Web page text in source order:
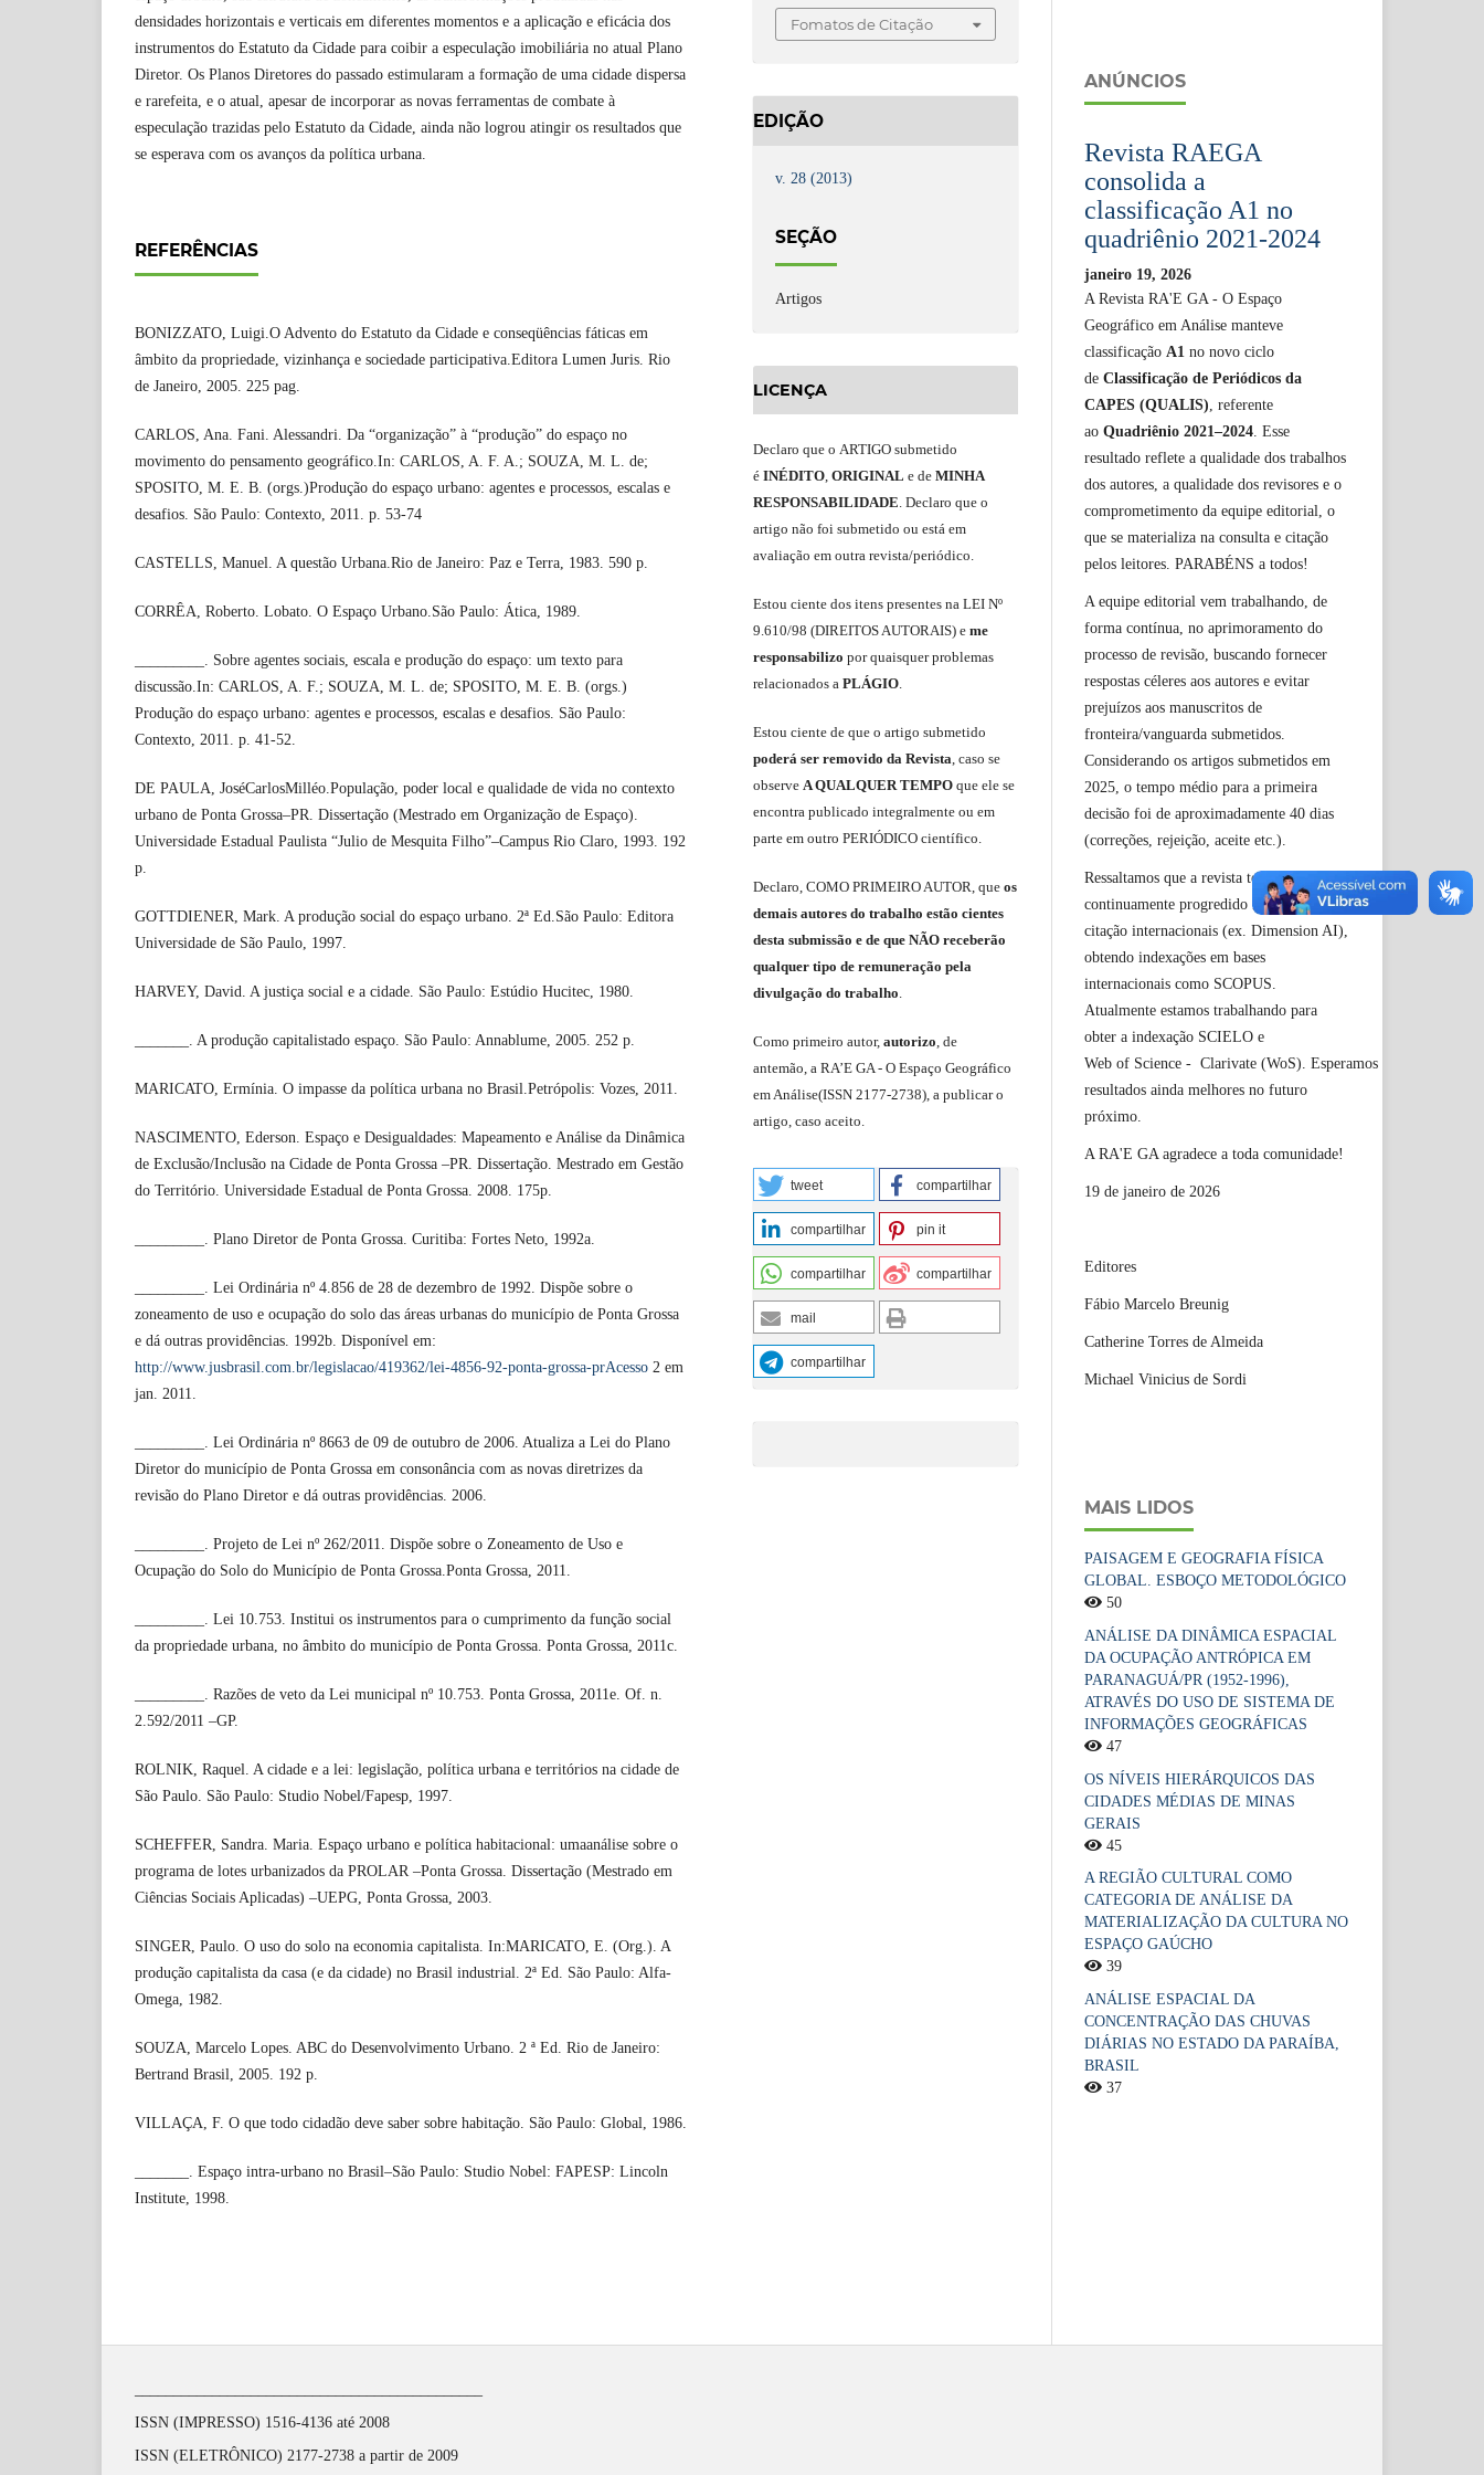
densidades horizontais e verticais em diferentes momentos e a aplicação e eficácia dos
instrumentos do Estatuto da Cidade para coibir a especulação imobiliária no atual Plano
Diretor. Os Planos Diretores do passado estimularam a formação de uma cidade dispersa
e rarefeita, e o atual, apesar de incorporar as novas ferramentas de combate à
especulação trazidas pelo Estatuto da Cidade, ainda não logrou atingir os resultados que
se esperava com os avanços da política urbana.
REFERÊNCIAS
BONIZZATO, Luigi.O Advento do Estatuto da Cidade e conseqüências fáticas em
âmbito da propriedade, vizinhança e sociedade participativa.Editora Lumen Juris. Rio
de Janeiro, 2005. 225 pag.
CARLOS, Ana. Fani. Alessandri. Da “organização” à “produção” do espaço no
movimento do pensamento geográfico.In: CARLOS, A. F. A.; SOUZA, M. L. de;
SPOSITO, M. E. B. (orgs.)Produção do espaço urbano: agentes e processos, escalas e
desafios. São Paulo: Contexto, 2011. p. 53-74
CASTELLS, Manuel. A questão Urbana.Rio de Janeiro: Paz e Terra, 1983. 590 p.
CORRÊA, Roberto. Lobato. O Espaço Urbano.São Paulo: Ática, 1989.
_________. Sobre agentes sociais, escala e produção do espaço: um texto para
discussão.In: CARLOS, A. F.; SOUZA, M. L. de; SPOSITO, M. E. B. (orgs.)
Produção do espaço urbano: agentes e processos, escalas e desafios. São Paulo:
Contexto, 2011. p. 41-52.
DE PAULA, JoséCarlosMilléo.População, poder local e qualidade de vida no contexto
urbano de Ponta Grossa–PR. Dissertação (Mestrado em Organização de Espaço).
Universidade Estadual Paulista “Julio de Mesquita Filho”–Campus Rio Claro, 1993. 192
p.
GOTTDIENER, Mark. A produção social do espaço urbano. 2ª Ed.São Paulo: Editora
Universidade de São Paulo, 1997.
HARVEY, David. A justiça social e a cidade. São Paulo: Estúdio Hucitec, 1980.
_______. A produção capitalistado espaço. São Paulo: Annablume, 2005. 252 p.
MARICATO, Ermínia. O impasse da política urbana no Brasil.Petrópolis: Vozes, 2011.
NASCIMENTO, Ederson. Espaço e Desigualdades: Mapeamento e Análise da Dinâmica
de Exclusão/Inclusão na Cidade de Ponta Grossa –PR. Dissertação. Mestrado em Gestão
do Território. Universidade Estadual de Ponta Grossa. 2008. 175p.
_________. Plano Diretor de Ponta Grossa. Curitiba: Fortes Neto, 1992a.
_________. Lei Ordinária nº 4.856 de 28 de dezembro de 1992. Dispõe sobre o
zoneamento de uso e ocupação do solo das áreas urbanas do município de Ponta Grossa
e dá outras providências. 1992b. Disponível em:
http://www.jusbrasil.com.br/legislacao/419362/lei-4856-92-ponta-grossa-prAcesso 2 em
jan. 2011.
_________. Lei Ordinária nº 8663 de 09 de outubro de 2006. Atualiza a Lei do Plano
Diretor do município de Ponta Grossa em consonância com as novas diretrizes da
revisão do Plano Diretor e dá outras providências. 2006.
_________. Projeto de Lei nº 262/2011. Dispõe sobre o Zoneamento de Uso e
Ocupação do Solo do Município de Ponta Grossa.Ponta Grossa, 2011.
_________. Lei 10.753. Institui os instrumentos para o cumprimento da função social
da propriedade urbana, no âmbito do município de Ponta Grossa. Ponta Grossa, 2011c.
_________. Razões de veto da Lei municipal nº 10.753. Ponta Grossa, 2011e. Of. n.
2.592/2011 –GP.
ROLNIK, Raquel. A cidade e a lei: legislação, política urbana e territórios na cidade de
São Paulo. São Paulo: Studio Nobel/Fapesp, 1997.
SCHEFFER, Sandra. Maria. Espaço urbano e política habitacional: umaanálise sobre o
programa de lotes urbanizados da PROLAR –Ponta Grossa. Dissertação (Mestrado em
Ciências Sociais Aplicadas) –UEPG, Ponta Grossa, 2003.
SINGER, Paulo. O uso do solo na economia capitalista. In:MARICATO, E. (Org.). A
produção capitalista da casa (e da cidade) no Brasil industrial. 2ª Ed. São Paulo: Alfa-
Omega, 1982.
SOUZA, Marcelo Lopes. ABC do Desenvolvimento Urbano. 2 ª Ed. Rio de Janeiro:
Bertrand Brasil, 2005. 192 p.
VILLAÇA, F. O que todo cidadão deve saber sobre habitação. São Paulo: Global, 1986.
_______. Espaço intra-urbano no Brasil–São Paulo: Studio Nobel: FAPESP: Lincoln
Institute, 1998.
Fomatos de Citação
EDIÇÃO
v. 28 (2013)
SEÇÃO
Artigos
LICENÇA
Declaro que o ARTIGO submetido
é INÉDITO, ORIGINAL e de MINHA
RESPONSABILIDADE. Declaro que o
artigo não foi submetido ou está em
avaliação em outra revista/periódico.
Estou ciente dos itens presentes na LEI Nº
9.610/98 (DIREITOS AUTORAIS) e me
responsabilizo por quaisquer problemas
relacionados a PLÁGIO.
Estou ciente de que o artigo submetido
poderá ser removido da Revista, caso se
observe A QUALQUER TEMPO que ele se
encontra publicado integralmente ou em
parte em outro PERIÓDICO científico.
Declaro, COMO PRIMEIRO AUTOR, que os
demais autores do trabalho estão cientes
desta submissão e de que NÃO receberão
qualquer tipo de remuneração pela
divulgação do trabalho.
Como primeiro autor, autorizo, de
antemão, a RA’E GA - O Espaço Geográfico
em Análise(ISSN 2177-2738), a publicar o
artigo, caso aceito.
tweet compartilhar
compartilhar pin it
compartilhar compartilhar
mail
compartilhar
ANÚNCIOS
Revista RAEGA
consolida a
classificação A1 no
quadriênio 2021-2024
janeiro 19, 2026
A Revista RA'E GA - O Espaço
Geográfico em Análise manteve
classificação A1 no novo ciclo
de Classificação de Periódicos da
CAPES (QUALIS) , referente
ao Quadriênio 2021–2024 . Esse
resultado reflete a qualidade dos trabalhos
dos autores, a qualidade dos revisores e o
comprometimento da equipe editorial, o
que se materializa na consulta e citação
pelos leitores. PARABÉNS a todos!
A equipe editorial vem trabalhando, de
forma contínua, no aprimoramento do
processo de revisão, buscando fornecer
respostas céleres aos autores e evitar
prejuízos aos manuscritos de
fronteira/vanguarda submetidos.
Considerando os artigos submetidos em
2025, o tempo médio para a primeira
decisão foi de aproximadamente 40 dias
(correções, rejeição, aceite etc.).
Ressaltamos que a revista tem
continuamente progredido nos índices de
citação internacionais (ex. Dimension AI),
obtendo indexações em bases
internacionais como SCOPUS.
Atualmente estamos trabalhando para
obter a indexação SCIELO e
Web of Science - Clarivate (WoS). Esperamos
resultados ainda melhores no futuro
próximo.
A RA'E GA agradece a toda comunidade!
19 de janeiro de 2026
Editores
Fábio Marcelo Breunig
Catherine Torres de Almeida
Michael Vinicius de Sordi
MAIS LIDOS
PAISAGEM E GEOGRAFIA FÍSICA
GLOBAL. ESBOÇO METODOLÓGICO
50
ANÁLISE DA DINÂMICA ESPACIAL
DA OCUPAÇÃO ANTRÓPICA EM
PARANAGUÁ/PR (1952-1996),
ATRAVÉS DO USO DE SISTEMA DE
INFORMAÇÕES GEOGRÁFICAS
47
OS NÍVEIS HIERÁRQUICOS DAS
CIDADES MÉDIAS DE MINAS
GERAIS
45
A REGIÃO CULTURAL COMO
CATEGORIA DE ANÁLISE DA
MATERIALIZAÇÃO DA CULTURA NO
ESPAÇO GAÚCHO
39
ANÁLISE ESPACIAL DA
CONCENTRAÇÃO DAS CHUVAS
DIÁRIAS NO ESTADO DA PARAÍBA,
BRASIL
37
ISSN (IMPRESSO) 1516-4136 até 2008
ISSN (ELETRÔNICO) 2177-2738 a partir de 2009